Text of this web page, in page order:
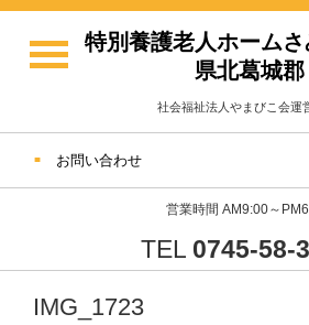
特別養護老人ホーム
県北葛城郡
社会福祉法人やまびこ会運
お問い合わせ
営業時間 AM9:00～
TEL 0745-58-
IMG_1723